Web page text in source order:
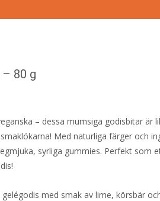
– 80 g
– dessa mumsiga godisbitar är
Med naturliga färger och
syrliga gummies. Perfekt som
gelégodis med smak av lime, körsbär